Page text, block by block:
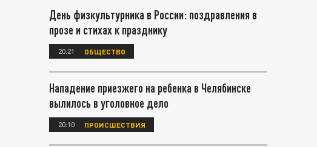
День физкультурника в России: поздравления в
прозе и стихах к празднику
20:21 ОБЩЕСТВО
Нападение приезжего на ребенка в Челябинске
вылилось в уголовное дело
20:10 ПРОИСШЕСТВИЯ